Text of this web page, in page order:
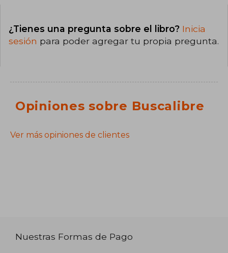
¿Tienes una pregunta sobre el libro? Inicia
sesión para poder agregar tu propia pregunta.
Opiniones sobre Buscalibre
Ver más opiniones de clientes
Nuestras Formas de Pago